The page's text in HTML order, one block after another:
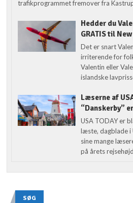
trafikprogrammet fremover fra
Hedder du
GRATIS til
Det er snart
irriterende for
Valentin eller
islandske
Læserne af
“Danskerby”
USA TODAY er
læste, dagblade i
sine mange
på årets
SØG